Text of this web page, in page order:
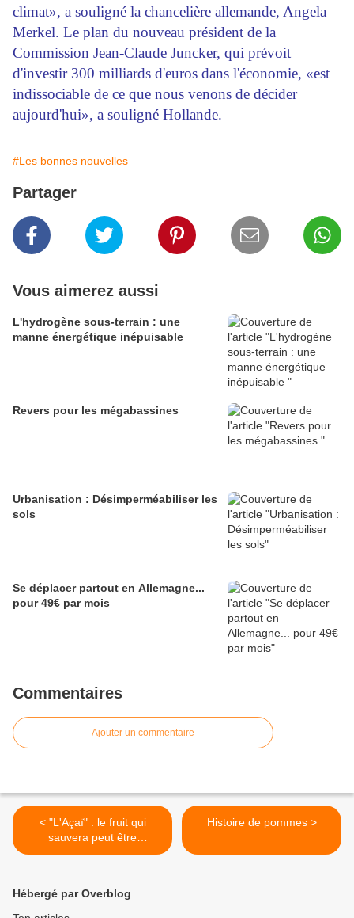
climat», a souligné la chancelière allemande, Angela
Merkel. Le plan du nouveau président de la
Commission Jean-Claude Juncker, qui prévoit
d'investir 300 milliards d'euros dans l'économie, «est
indissociable de ce que nous venons de décider
aujourd'hui», a souligné Hollande.
#Les bonnes nouvelles
Partager
Vous aimerez aussi
L'hydrogène sous-terrain : une
manne énergétique inépuisable
Revers pour les mégabassines
Urbanisation : Désimperméabiliser les
sols
Se déplacer partout en Allemagne...
pour 49€ par mois
Commentaires
Ajouter un commentaire
< "L'Açaï" : le fruit qui
sauvera peut être
l'Amazonie
Histoire de pommes >
Hébergé par Overblog